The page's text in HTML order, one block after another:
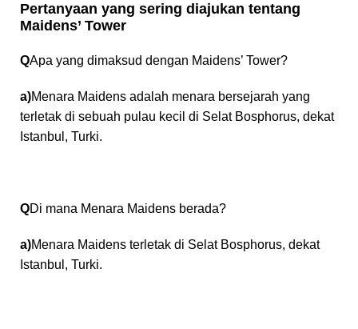
Pertanyaan yang sering diajukan tentang
Maidens’ Tower
QApa yang dimaksud dengan Maidens’ Tower?
a)Menara Maidens adalah menara bersejarah yang
terletak di sebuah pulau kecil di Selat Bosphorus, dekat
Istanbul, Turki.
QDi mana Menara Maidens berada?
a)Menara Maidens terletak di Selat Bosphorus, dekat
Istanbul, Turki.